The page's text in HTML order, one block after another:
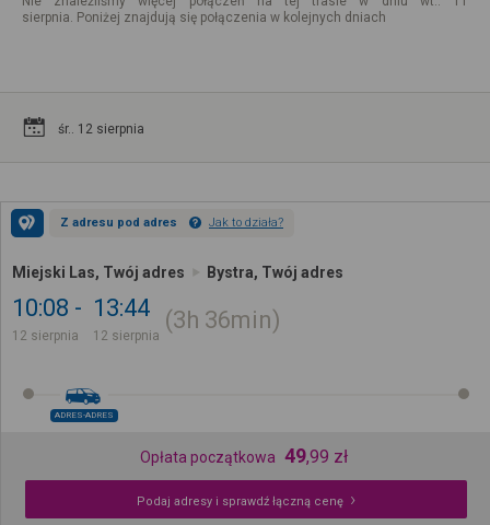
sierpnia. Poniżej znajdują się połączenia w kolejnych dniach
śr.. 12 sierpnia
Z adresu pod adres Jak to działa?
Miejski Las, Twój adres Bystra, Twój adres
10:08
12 sierpnia
13:44
12 sierpnia
3h 36min
ADRES-ADRES
Opłata początkowa 49,99 zł
Podaj adresy i sprawdź łączną cenę